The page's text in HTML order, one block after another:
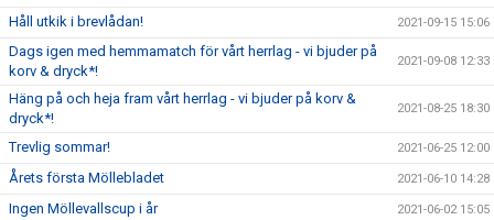
Håll utkik i brevlådan! 2021-09-15 15:06
Dags igen med hemmamatch för vårt herrlag - vi bjuder på
korv & dryck*!
2021-09-08 12:33
Häng på och heja fram vårt herrlag - vi bjuder på korv &
dryck*!
2021-08-25 18:30
Trevlig sommar! 2021-06-25 12:00
Årets första Möllebladet 2021-06-10 14:28
Ingen Möllevallscup i år 2021-06-02 15:05